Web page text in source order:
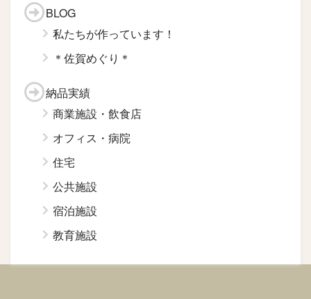
BLOG
私たちが作っています！
＊佐賀めぐり＊
納品実績
商業施設・飲食店
オフィス・病院
住宅
公共施設
宿泊施設
教育施設